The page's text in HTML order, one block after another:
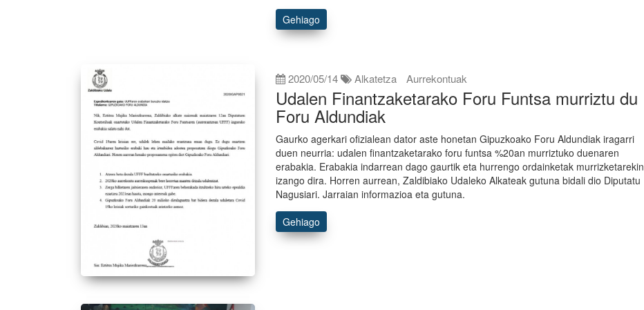
Gehiago
2020/05/14 Alkatetza Aurrekontuak
Udalen Finantzaketarako Foru Funtsa murriztu du
Foru Aldundiak
Gaurko agerkari ofizialean dator aste honetan Gipuzkoako Foru Aldundiak iragarri
duen neurria: udalen finantzaketarako foru funtsa %20an murriztuko duenaren
erabakia. Erabakia indarrean dago gaurtik eta hurrengo ordainketak murrizketarekin
izango dira. Horren aurrean, Zaldibiako Udaleko Alkateak gutuna bidali dio Diputatu
Nagusiari. Jarraian informazioa eta gutuna.
Gehiago